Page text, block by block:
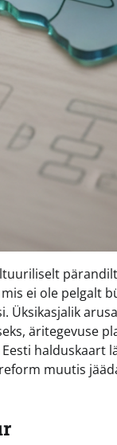
ei ole pelgalt
Üksikasjalik
äritegevuse
muutis